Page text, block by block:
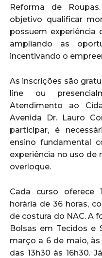
Reforma de
objetivo qualificar
possuem experiência
ampliando as
incentivando o
As inscrições são
line ou
Atendimento ao
Avenida Dr. Lauro
participar, é
ensino fundamental
experiência no uso de
overloque.
Cada curso oferece
horária de 36 horas,
de costura do NAC. A
Bolsas em Tecidos e
março a 6 de maio,
das 13h30 às 16h30.